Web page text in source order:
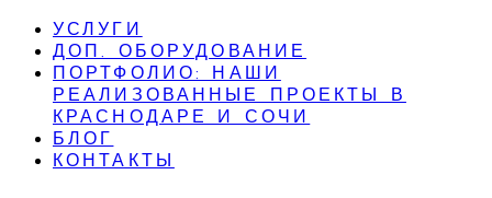
УСЛУГИ
ДОП. ОБОРУДОВАНИЕ
ПОРТФОЛИО: НАШИ
РЕАЛИЗОВАННЫЕ ПРОЕКТЫ В
КРАСНОДАРЕ И СОЧИ
БЛОГ
КОНТАКТЫ